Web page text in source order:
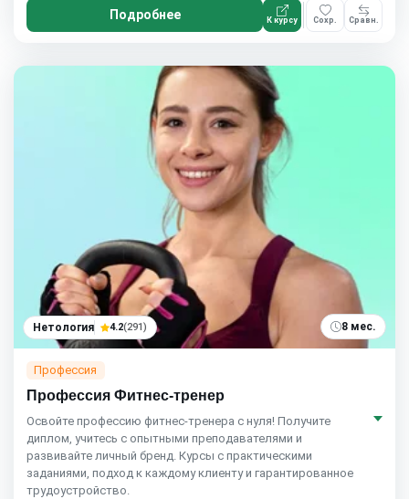
Подробнее К курсу Сохр. Сравн.
Нетология 4.2(291) 8 мес.
Профессия
Профессия Фитнес-тренер
Освойте профессию фитнес-тренера с нуля! Получите
диплом, учитесь с опытными преподавателями и
развивайте личный бренд. Курсы с практическими
заданиями, подход к каждому клиенту и гарантированное
трудоустройство.